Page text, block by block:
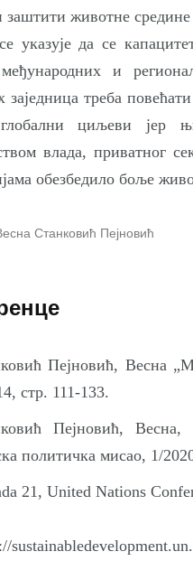
заштити животне
указује да се
и
заједница треба
циљеви јер
влада, приватног
обезбедило боље
Станковић Пејновић
Пејновић, Весна
стр. 111-133.
Пејновић, Весна,
политичка мисао, 1/
21, United Nations